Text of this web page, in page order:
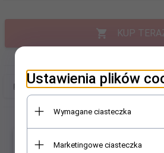
KUP
Ustawienia plików
Wymagane ciasteczka
Marketingowe ciasteczka